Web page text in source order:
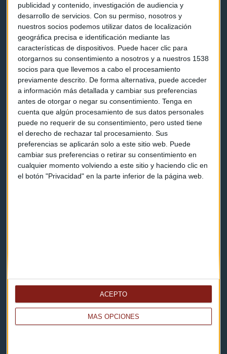
publicidad y contenido, investigación de audiencia y
desarrollo de servicios. Con su permiso, nosotros y
nuestros socios podemos utilizar datos de localización
geográfica precisa e identificación mediante las
características de dispositivos. Puede hacer clic para
otorgarnos su consentimiento a nosotros y a nuestros 1538
socios para que llevemos a cabo el procesamiento
previamente descrito. De forma alternativa, puede acceder
a información más detallada y cambiar sus preferencias
antes de otorgar o negar su consentimiento. Tenga en
cuenta que algún procesamiento de sus datos personales
puede no requerir de su consentimiento, pero usted tiene
el derecho de rechazar tal procesamiento. Sus
preferencias se aplicarán solo a este sitio web. Puede
cambiar sus preferencias o retirar su consentimiento en
cualquier momento volviendo a este sitio y haciendo clic en
el botón "Privacidad" en la parte inferior de la página web.
MÁS OPCIONES
ACEPTO
Noticias
Eventos
Consultorios
Programas y podcasts
Contacto & Legal
Contacto
Cómo escucharnos
Política de privacidad